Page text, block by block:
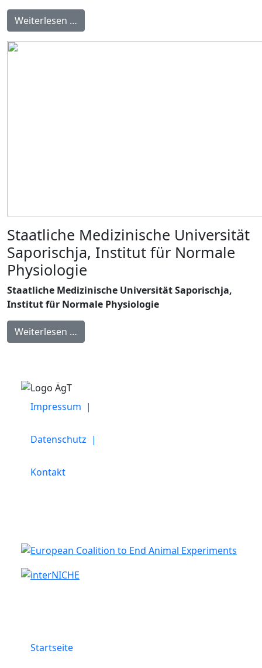
Weiterlesen …
Staatliche Medizinische Universität
Saporischja, Institut für Normale
Physiologie
Staatliche Medizinische Universität Saporischja,
Institut für Normale Physiologie
Weiterlesen …
Impressum |
Datenschutz |
Kontakt
Startseite